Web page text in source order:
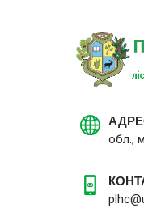
обл.,